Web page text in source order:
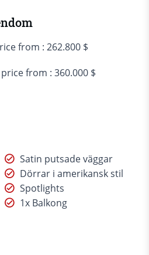
from : 262.800 $
from : 360.000 $
Satin putsade väggar
Dörrar i amerikansk stil
Spotlights
1x Balkong